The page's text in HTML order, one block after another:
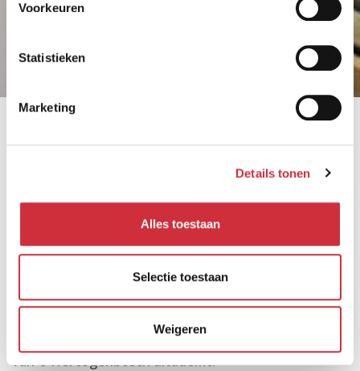
Voorkeuren
Statistieken
Marketing
Details tonen
Alles toestaan
Selectie toestaan
Weigeren
Hertogenbosch
Rijkskantoor De Office in ’s-Hertogenbosch. De
nieuwbouw heeft na oplevering van het casco enkele
Rijkswaterstaat zijn nu verhuisd naar dit pand in het
Paleiskwartier. Een nieuw Rijkskantoor dat de sfeer
van ‘s-Hertogenbosch uitademt.